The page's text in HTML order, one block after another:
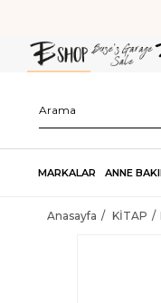
MARKALAR ANNE
Anasayfa KİTAP